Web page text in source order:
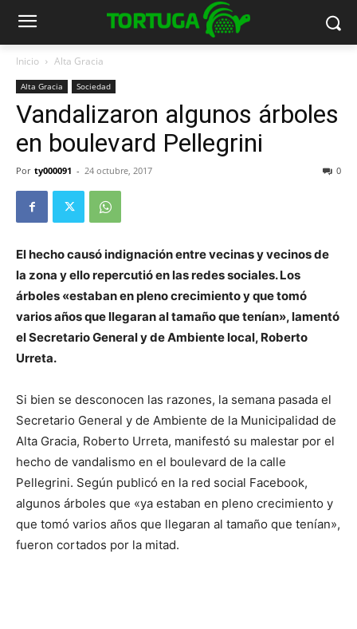
Inicio Alta Gracia
Alta Gracia Sociedad
Vandalizaron algunos árboles
en boulevard Pellegrini
Por ty000091 - 24 octubre, 2017 0
El hecho causó indignación entre vecinas y vecinos de
la zona y ello repercutió en las redes sociales. Los
árboles «estaban en pleno crecimiento y que tomó
varios años que llegaran al tamaño que tenían», lamentó
el Secretario General y de Ambiente local, Roberto
Urreta.
Si bien se desconocen las razones, la semana pasada el
Secretario General y de Ambiente de la Municipalidad de
Alta Gracia, Roberto Urreta, manifestó su malestar por el
hecho de vandalismo en el boulevard de la calle
Pellegrini. Según publicó en la red social Facebook,
algunos árboles que «ya estaban en pleno crecimiento y
que tomó varios años que llegaran al tamaño que tenían»,
fueron cortados por la mitad.